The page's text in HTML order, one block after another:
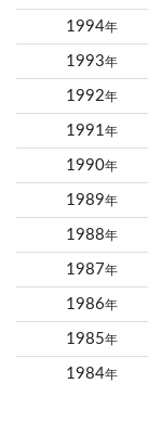
1994年
1993年
1992年
1991年
1990年
1989年
1988年
1987年
1986年
1985年
1984年